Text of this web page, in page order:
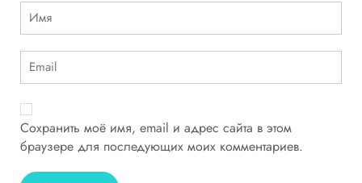
Сохранить моё имя, email и адрес сайта в этом
браузере для последующих моих комментариев.